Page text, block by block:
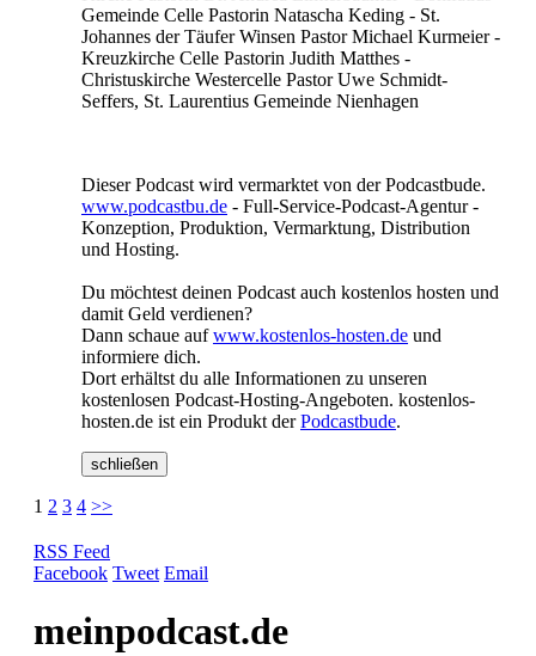
Gemeinde Celle Pastorin Natascha Keding - St.
Johannes der Täufer Winsen Pastor Michael Kurmeier -
Kreuzkirche Celle Pastorin Judith Matthes -
Christuskirche Westercelle Pastor Uwe Schmidt-
Seffers, St. Laurentius Gemeinde Nienhagen
Dieser Podcast wird vermarktet von der Podcastbude.
www.podcastbu.de - Full-Service-Podcast-Agentur -
Konzeption, Produktion, Vermarktung, Distribution
und Hosting.
Du möchtest deinen Podcast auch kostenlos hosten und
damit Geld verdienen?
Dann schaue aufwww.kostenlos-hosten.de und
informiere dich.
Dort erhältst du alle Informationen zu unseren
kostenlosen Podcast-Hosting-Angeboten. kostenlos-
hosten.de ist ein Produkt derPodcastbude.
schließen
1 2 3 4 >>
RSS Feed
Facebook Tweet Email
meinpodcast.de